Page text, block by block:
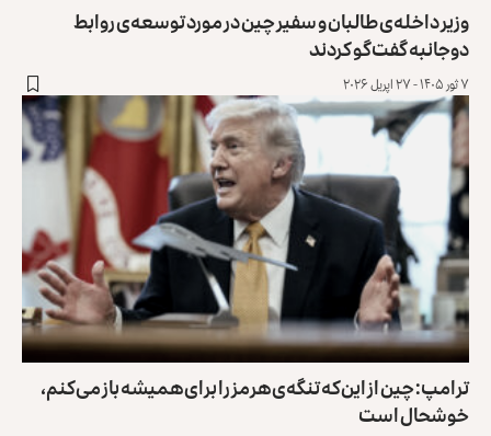
وزیر داخله‌ی طالبان و سفیر چین در مورد توسعه‌ی روابط
دوجانبه گفت‌گو کردند
۷ ثور ۱۴۰۵ - ۲۷ اپریل ۲۰۲۶
ترامپ: چین از این‌که تنگه‌ی هرمز را برای همیشه باز می‌کنم،
خوشحال است